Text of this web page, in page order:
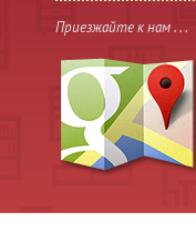
Приезжайте к нам . . .